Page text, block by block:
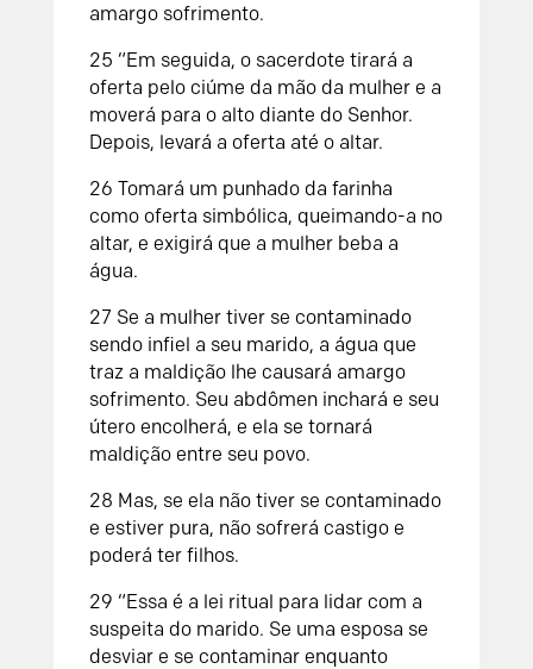
amargo sofrimento.
25 “Em seguida, o sacerdote tirará a
oferta pelo ciúme da mão da mulher e a
moverá para o alto diante do Senhor.
Depois, levará a oferta até o altar.
26 Tomará um punhado da farinha
como oferta simbólica, queimando-a no
altar, e exigirá que a mulher beba a
água.
27 Se a mulher tiver se contaminado
sendo infiel a seu marido, a água que
traz a maldição lhe causará amargo
sofrimento. Seu abdômen inchará e seu
útero encolherá, e ela se tornará
maldição entre seu povo.
28 Mas, se ela não tiver se contaminado
e estiver pura, não sofrerá castigo e
poderá ter filhos.
29 “Essa é a lei ritual para lidar com a
suspeita do marido. Se uma esposa se
desviar e se contaminar enquanto